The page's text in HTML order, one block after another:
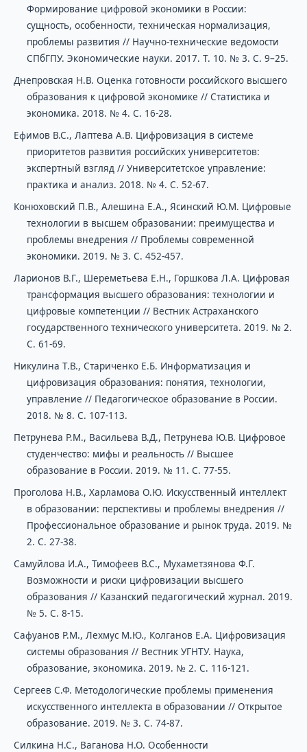
Формирование цифровой экономики в России:
сущность, особенности, техническая нормализация,
проблемы развития // Научно-технические ведомости
СПбГПУ. Экономические науки. 2017. Т. 10. № 3. С. 9–25.
Днепровская Н.В. Оценка готовности российского высшего
образования к цифровой экономике // Статистика и
экономика. 2018. № 4. С. 16-28.
Ефимов В.С., Лаптева А.В. Цифровизация в системе
приоритетов развития российских университетов:
экспертный взгляд // Университетское управление:
практика и анализ. 2018. № 4. С. 52-67.
Конюховский П.В., Алешина Е.А., Ясинский Ю.М. Цифровые
технологии в высшем образовании: преимущества и
проблемы внедрения // Проблемы современной
экономики. 2019. № 3. С. 452-457.
Ларионов В.Г., Шереметьева Е.Н., Горшкова Л.А. Цифровая
трансформация высшего образования: технологии и
цифровые компетенции // Вестник Астраханского
государственного технического университета. 2019. № 2.
С. 61-69.
Никулина Т.В., Стариченко Е.Б. Информатизация и
цифровизация образования: понятия, технологии,
управление // Педагогическое образование в России.
2018. № 8. С. 107-113.
Петрунева Р.М., Васильева В.Д., Петрунева Ю.В. Цифровое
студенчество: мифы и реальность // Высшее
образование в России. 2019. № 11. С. 77-55.
Проголова Н.В., Харламова О.Ю. Искусственный интеллект
в образовании: перспективы и проблемы внедрения //
Профессиональное образование и рынок труда. 2019. №
2. С. 27-38.
Самуйлова И.А., Тимофеев В.С., Мухаметзянова Ф.Г.
Возможности и риски цифровизации высшего
образования // Казанский педагогический журнал. 2019.
№ 5. С. 8-15.
Сафуанов Р.М., Лехмус М.Ю., Колганов Е.А. Цифровизация
системы образования // Вестник УГНТУ. Наука,
образование, экономика. 2019. № 2. С. 116-121.
Сергеев С.Ф. Методологические проблемы применения
искусственного интеллекта в образовании // Открытое
образование. 2019. № 3. С. 74-87.
Силкина Н.С., Ваганова Н.О. Особенности